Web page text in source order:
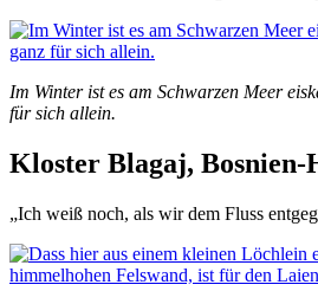
Im Winter ist es am Schwarzen Meer
für sich allein.
Kloster Blagaj, Bosnien-
„Ich weiß noch, als wir dem Fluss